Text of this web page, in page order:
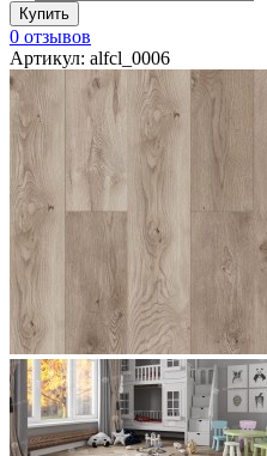
0 отзывов
Артикул: alfcl_0006